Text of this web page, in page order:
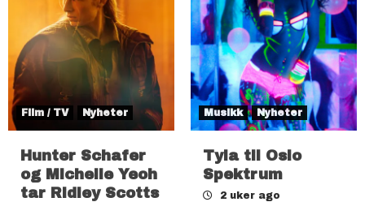
Film / TV Nyheter
Hunter Schafer
og Michelle Yeoh
tar Ridley Scotts
Musikk Nyheter
Tyla til Oslo
Spektrum
2 uker ago